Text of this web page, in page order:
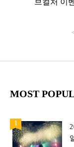
브컬처 이
MOST